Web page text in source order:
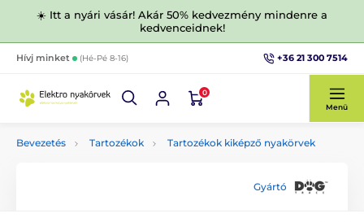
☀️ Itt a nyári vásár! Akár 50% kedvezmény mindenre a
kedvenceidnek!
Hívj minket (Hé-Pé 8-16) +36 21 300 7514
0
Menü
Bevezetés Tartozékok Tartozékok kiképző nyakörvek
Gyártó